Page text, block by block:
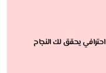
يحقق لك النجاح